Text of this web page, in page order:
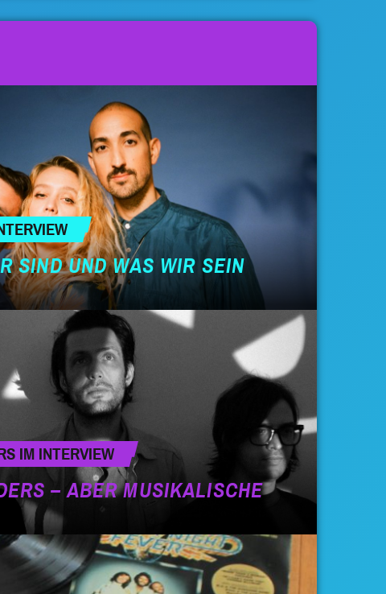
SIND UND WAS WIR SEIN
IM INTERVIEW
– ABER MUSIKALISCHE